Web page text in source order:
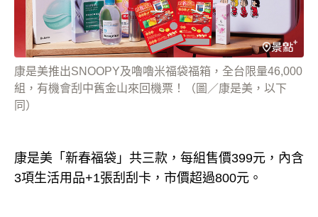
康是美推出SNOOPY及嚕嚕米福袋福箱，全台限量46,000
組，有機會刮中舊金山來回機票！（圖／康是美，以下
同）
康是美「新春福袋」共三款，每組售價399元，內含
3項生活用品+1張刮刮卡，市價超過800元。